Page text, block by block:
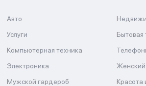
Авто
Услуги
Бытовая
Компьютерная техника
Электроника
Мужской гардероб
Красота